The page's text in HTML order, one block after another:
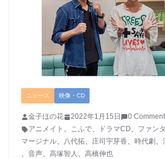
ニュース 映像・CD
金子ほの花 2022年1月15日
0
アニメイト 、 こふで、 ドラマCD、 ファン
マージナル、 八代拓、 庄司宇芽香、 時代劇 、
、 音声、 高塚智人 、 高橋伸也